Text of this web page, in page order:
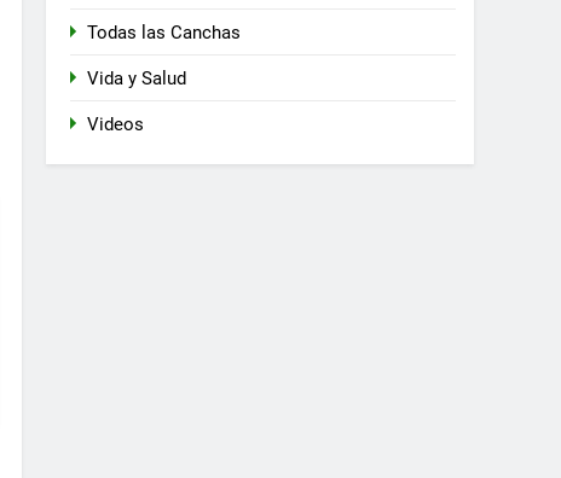
Todas las Canchas
Vida y Salud
Videos